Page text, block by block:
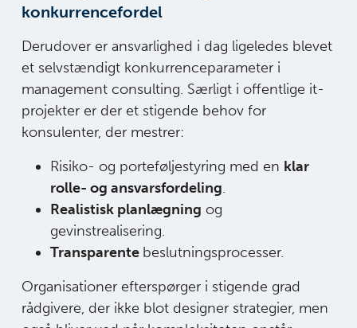
konkurrencefordel
Derudover er ansvarlighed i dag ligeledes blevet
et selvstændigt konkurrenceparameter i
management consulting. Særligt i offentlige it-
projekter er der et stigende behov for
konsulenter, der mestrer:
Risiko- og porteføljestyring med en klar
rolle- og ansvarsfordeling.
Realistisk planlægning og
gevinstrealisering.
Transparente beslutningsprocesser.
Organisationer efterspørger i stigende grad
rådgivere, der ikke blot designer strategier, men